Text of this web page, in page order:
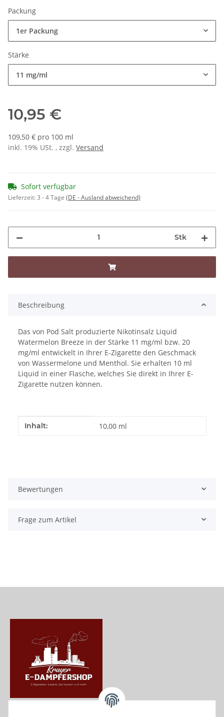
Packung
1er Packung
Stärke
11 mg/ml
10,95 €
109,50 € pro 100 ml
inkl. 19% USt. , zzgl. Versand
Sofort verfügbar
Lieferzeit:3 - 4 Tage (DE - Ausland abweichend)
Stk
Beschreibung
Das von Pod Salt produzierte Nikotinsalz Liquid
Watermelon Breeze in der Stärke 11 mg/ml bzw. 20
mg/ml entwickelt in Ihrer E-Zigarette den Geschmack
von Wassermelone und Menthol. Sie erhalten 10 ml
Liquid in einer Flasche, welches Sie direkt in Ihrer E-
Zigarette nutzen können.
Produkteigenschaft
Wert
Inhalt: 10,00 ml
Bewertungen
Frage zum Artikel